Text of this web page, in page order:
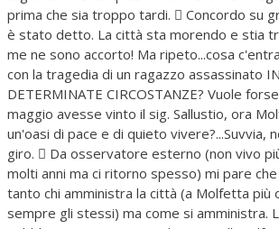
prima che sia troppo tardi.  Concordo su
è stato detto. La città sta morendo e stia
me ne sono accorto! Ma ripeto...cosa
con la tragedia di un ragazzo assassinato
DETERMINATE CIRCOSTANZE? Vuole
maggio avesse vinto il sig. Sallustio, ora
un'oasi di pace e di quieto vivere?...Suvvia,
giro.  Da osservatore esterno (non vivo
molti anni ma ci ritorno spesso) mi pare
tanto chi amministra la città (a Molfetta più
sempre gli stessi) ma come si amministra.